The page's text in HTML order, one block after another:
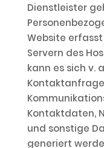
Dienstleister
Website
Servern des
kann es sich v.
Kontaktdaten,
und sonstige
generiert